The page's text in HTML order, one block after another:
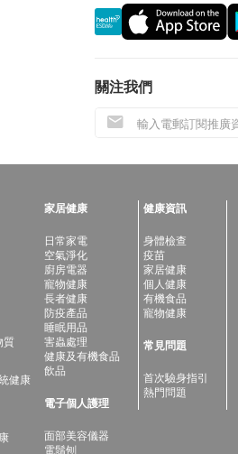
關注我們
質
健康
家居健康
日常家電
空氣淨化
廚房電器
寵物健康
長者健康
防疫產品
睡眠用品
害蟲處理
健康及有機食品
飲品
電子個人護理
面部美容儀器
電鬚刨
健康資訊
身體檢查
疫苗
家居健康
個人健康
有機食品
寵物健康
常見問題
首次驗身指引
熱門問題